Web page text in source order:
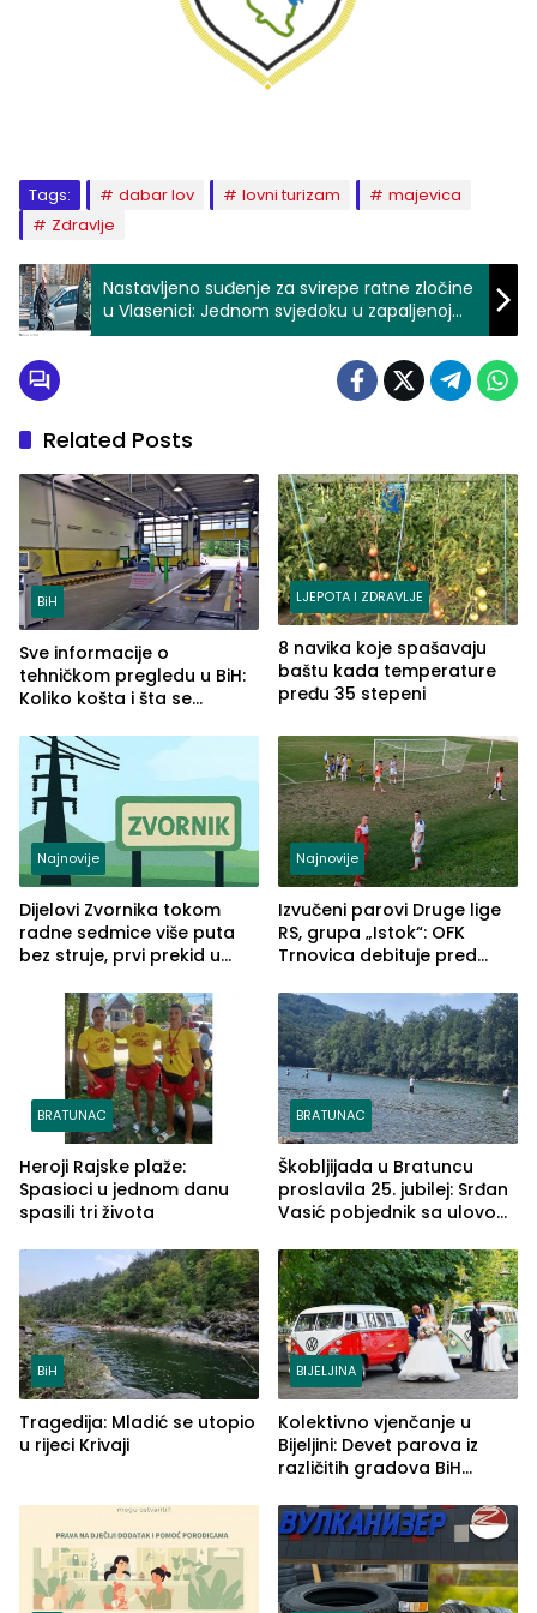
Tags: dabar lov lovni turizam
majevica
Zdravlje
Nastavljeno suđenje za svirepe ratne zločine
u Vlasenici: Jednom svjedoku u zapaljenoj
porodičnoj kući izgorio djed
Related Posts
BiH
Sve informacije o
tehničkom pregledu u BiH:
Koliko košta i šta se
LJEPOTA I ZDRAVLJE
8 navika koje spašavaju
baštu kada temperature
pređu 35 stepeni
Najnovije
Dijelovi Zvornika tokom
radne sedmice više puta
bez struje, prvi prekid u
Najnovije
Izvučeni parovi Druge lige
RS, grupa „Istok“: OFK
Trnovica debituje pred
Drine HE
BRATUNAC
Heroji Rajske plaže:
Spasioci u jednom danu
spasili tri života
BRATUNAC
Škobljijada u Bratuncu
proslavila 25. jubilej: Srđan
Vasić pobjednik sa ulovom
BiH
Tragedija: Mladić se utopio
u rijeci Krivaji
BIJELJINA
Kolektivno vjenčanje u
Bijeljini: Devet parova iz
različitih gradova BiH